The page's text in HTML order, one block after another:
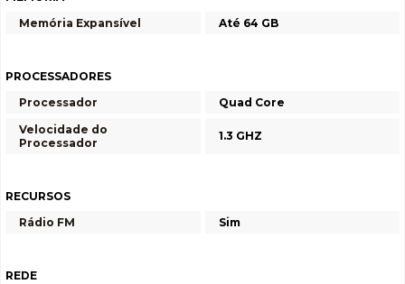
Memória Expansível
Até 64 GB
PROCESSADORES
Processador
Quad Core
Velocidade do
Processador
1.3 GHZ
RECURSOS
Rádio FM
Sim
REDE